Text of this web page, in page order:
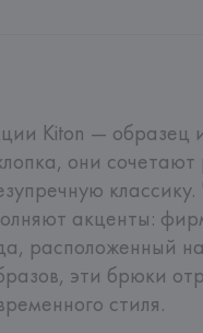
Kiton — образец
они
акценты:
расположенный
эти брюки
стиля.